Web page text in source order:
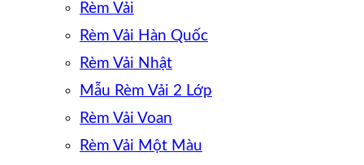
Rèm Vải
Rèm Vải Hàn Quốc
Rèm Vải Nhật
Mẫu Rèm Vải 2 Lớp
Rèm Vải Voan
Rèm Vải Một Màu